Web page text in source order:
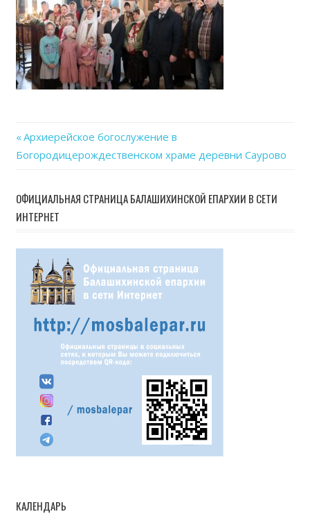
Навигация
записям
Previous
Post:
Архиерейское богослужение в
Богородицерождественском храме деревни Саурово
ОФИЦИАЛЬНАЯ СТРАНИЦА БАЛАШИХИНСКОЙ ЕПАРХИИ В СЕТИ
ИНТЕРНЕТ
КАЛЕНДАРЬ